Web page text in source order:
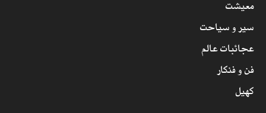
معیشت
سیر و سیاحت
عجائبات عالم
فن و فنکار
کھیل